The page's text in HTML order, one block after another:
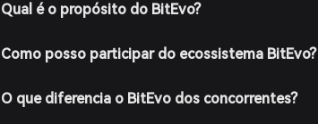
Qual é o propósito do BitEvo?
Como posso participar do ecossistema BitEvo?
O que diferencia o BitEvo dos concorrentes?